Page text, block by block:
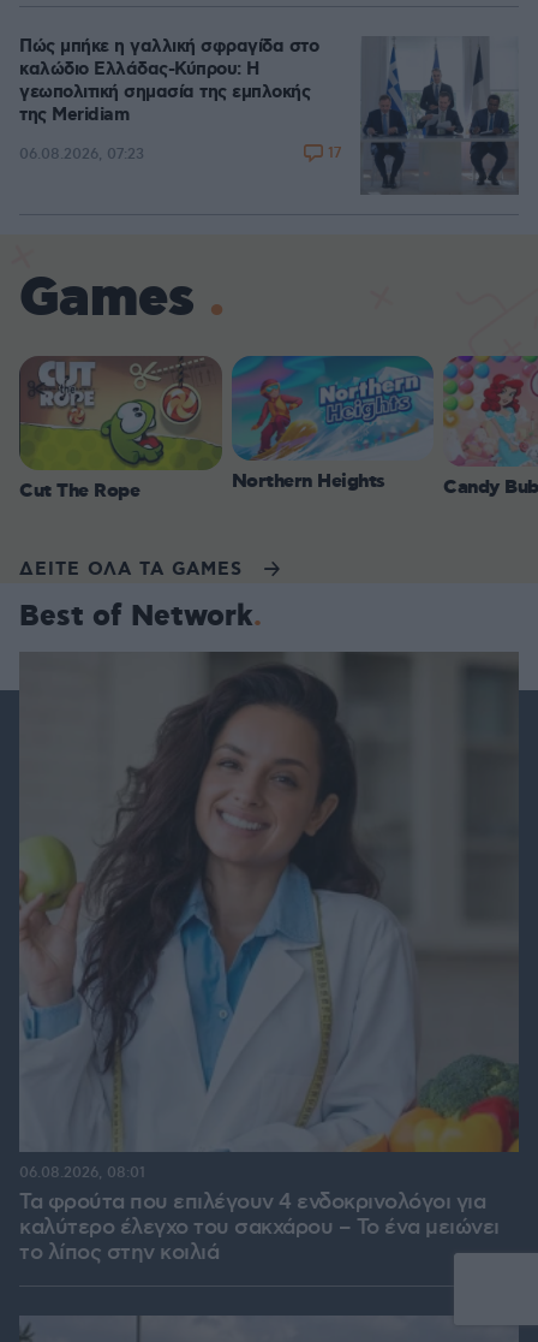
Πώς μπήκε η γαλλική σφραγίδα στο
καλώδιο Ελλάδας-Κύπρου: Η
γεωπολιτική σημασία της εμπλοκής
της Meridiam
06.08.2026, 07:23 17
Games
Cut The Rope Northern Heights Candy
ΔΕΙΤΕ ΟΛΑ ΤΑ GAMES
Best of Network
Τα φρούτα που επιλέγουν 4 ενδοκρινολόγοι για
καλύτερο έλεγχο του σακχάρου – Το ένα μειώνει
το λίπος στην κοιλιά
06.08.2026, 08:01